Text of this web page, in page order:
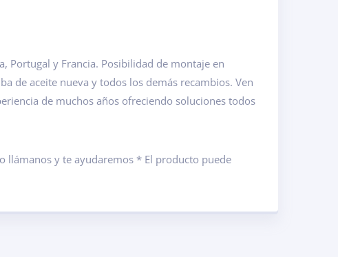
Portugal y Francia. Posibilidad de montaje en
de aceite nueva y todos los demás recambios. Ven
de muchos años ofreciendo soluciones todos
llámanos y te ayudaremos * El producto puede